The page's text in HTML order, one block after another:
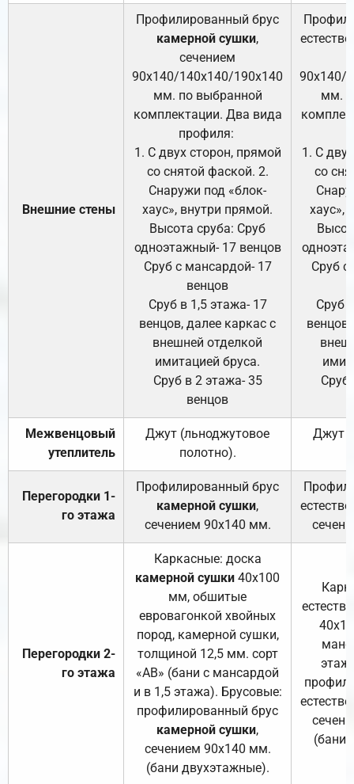
Внешние стены
Профилированный брус
камерной сушки,
сечением
90х140/140х140/190х140
мм. по выбранной
комплектации. Два вида
профиля:
1. С двух сторон, прямой
со снятой фаской. 2.
Снаружи под «блок-
хаус», внутри прямой.
Высота сруба: Сруб
одноэтажный- 17 венцов
Сруб с мансардой- 17
венцов
Сруб в 1,5 этажа- 17
венцов, далее каркас с
внешней отделкой
имитацией бруса.
Сруб в 2 этажа- 35
венцов
90х140/
мм.
1. С
со
хаус»,
Сруб с
Сруб
Сруб
Межвенцовый
утеплитель
Джут (льноджутовое
полотно).
Джут
Перегородки 1-
го этажа
Профилированный брус
камерной сушки,
сечением 90х140 мм.
Перегородки 2-
го этажа
Каркасные: доска
камерной сушки 40х100
мм, обшитые
евровагонкой хвойных
пород, камерной сушки,
толщиной 12,5 мм. сорт
«АВ» (бани с мансардой
и в 1,5 этажа). Брусовые:
профилированный брус
камерной сушки,
сечением 90х140 мм.
(бани двухэтажные).
(бани